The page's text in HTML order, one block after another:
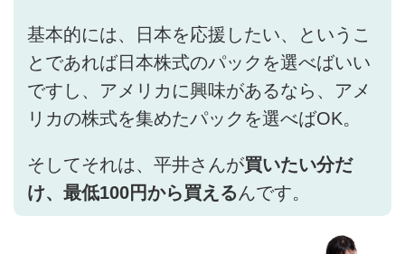
基本的には、日本を応援したい、というこ
とであれば日本株式のパックを選べばいい
ですし、アメリカに興味があるなら、アメ
リカの株式を集めたパックを選べばOK。
そしてそれは、平井さんが買いたい分だ
け、最低100円から買えるんです。